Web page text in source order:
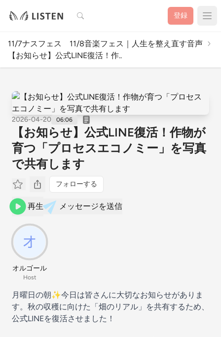
検索 登録
11/7ナスフェス 11/8音楽フェス｜人生を整え直す音声
【お知らせ】公式LINE復活！作..
2026-04-20 06:06
【お知らせ】公式LINE復活！作物が
育つ「プロセスエコノミー」を写真
で共有します
フォローする
再生 メッセージを送信
オルゴール
Host
月曜日の朝✨今日は皆さんに大切なお知らせがありま
す。秋の収穫に向けた「畑のリアル」を共有するため、
公式LINEを復活させました！